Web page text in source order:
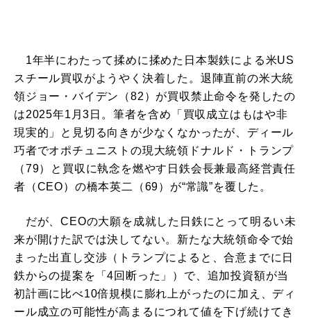
1年半にわたって揉めに揉めた日本製鉄による米US
スチール買収がようやく決着した。退陣直前の米大統
領ジョー・バイデン（82）が買収禁止命令を発したの
は2025年1月3日。筆者を含め「買収成立はもはや非
現実的」と見切る向きが少なくなかったが、ディール
巧者でオポチュニストの現大統領ドナルド・トランプ
（79）と買収に執念を燃やす日鉄会長兼最高経営責任
者（CEO）の橋本英二（69）が“常識”を覆した。
だが、CEOの大願を成就した日鉄にとって明るい未
来が開けた訳では決してない。新たな大統領命令で始
まった出直し交渉（トランプによると、合意までに日
鉄からの提案を「4回断った」）で、追加投資額が当
初計画に比べ10倍規模に膨れ上がったのに加え、ディ
ール成立の可能性が高まるにつれて値を下げ続けてき